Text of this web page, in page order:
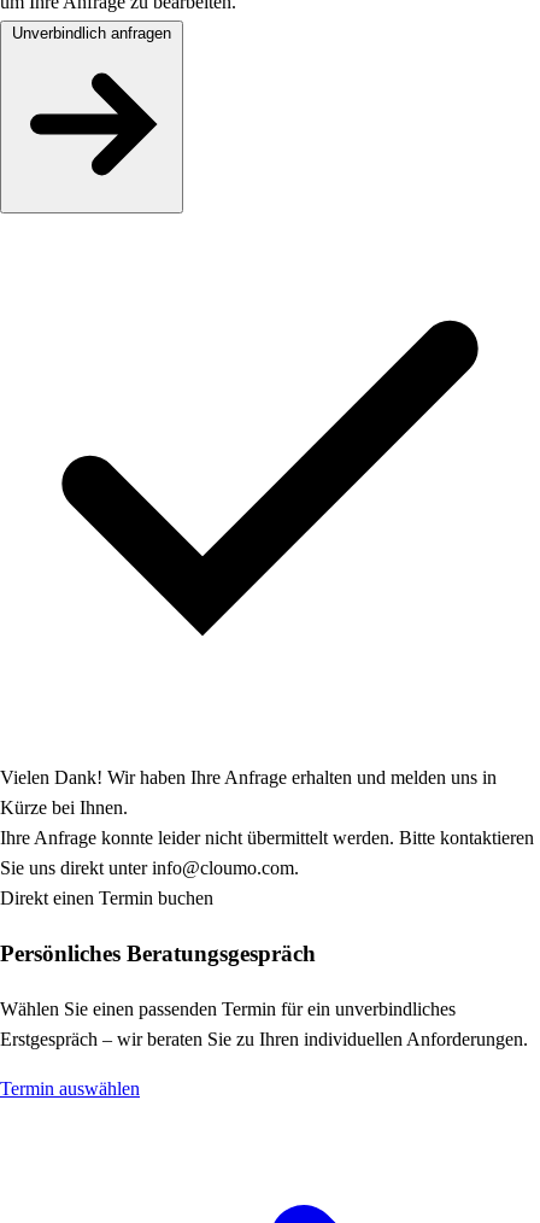
Vielen Dank! Wir haben Ihre Anfrage erhalten und melden uns in
Kürze bei Ihnen.
Ihre Anfrage konnte leider nicht übermittelt werden. Bitte kontaktieren
Sie uns direkt unter info@cloumo.com.
Direkt einen Termin buchen
Persönliches Beratungsgespräch
Wählen Sie einen passenden Termin für ein unverbindliches
Erstgespräch – wir beraten Sie zu Ihren individuellen Anforderungen.
Termin auswählen